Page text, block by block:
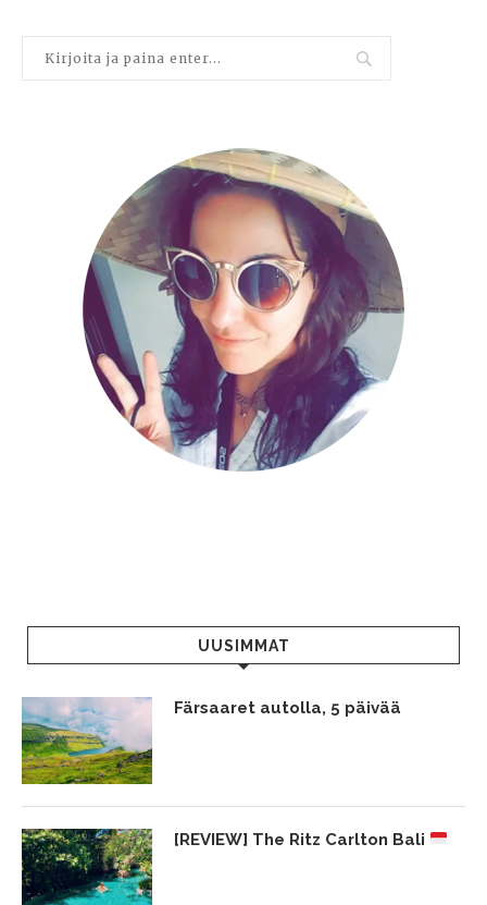
UUSIMMAT
Färsaaret autolla, 5 päivää
[REVIEW] The Ritz Carlton Bali